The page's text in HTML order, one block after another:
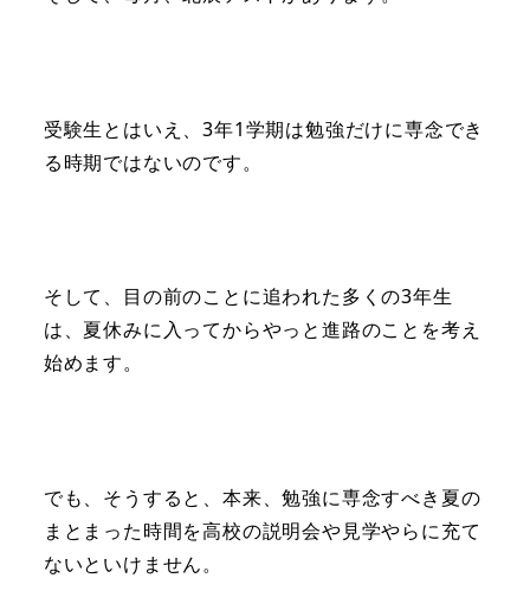
受験生とはいえ、3年1学期は勉強だけに専念でき
る時期ではないのです。
そして、目の前のことに追われた多くの3年生
は、夏休みに入ってからやっと進路のことを考え
始めます。
でも、そうすると、本来、勉強に専念すべき夏の
まとまった時間を高校の説明会や見学やらに充て
ないといけません。